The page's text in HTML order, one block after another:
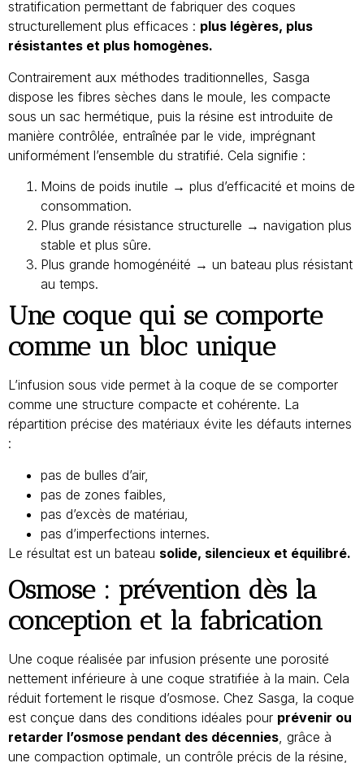
stratification permettant de fabriquer des coques
structurellement plus efficaces : plus légères, plus
résistantes et plus homogènes.
Contrairement aux méthodes traditionnelles, Sasga
dispose les fibres sèches dans le moule, les compacte
sous un sac hermétique, puis la résine est introduite de
manière contrôlée, entraînée par le vide, imprégnant
uniformément l’ensemble du stratifié. Cela signifie :
Moins de poids inutile → plus d’efficacité et moins de
consommation.
Plus grande résistance structurelle → navigation plus
stable et plus sûre.
Plus grande homogénéité → un bateau plus résistant
au temps.
Une coque qui se comporte
comme un bloc unique
L’infusion sous vide permet à la coque de se comporter
comme une structure compacte et cohérente. La
répartition précise des matériaux évite les défauts internes
:
pas de bulles d’air,
pas de zones faibles,
pas d’excès de matériau,
pas d’imperfections internes.
Le résultat est un bateau solide, silencieux et équilibré.
Osmose : prévention dès la
conception et la fabrication
Une coque réalisée par infusion présente une porosité
nettement inférieure à une coque stratifiée à la main. Cela
réduit fortement le risque d’osmose. Chez Sasga, la coque
est conçue dans des conditions idéales pour prévenir ou
retarder l’osmose pendant des décennies , grâce à
une compaction optimale, un contrôle précis de la résine,